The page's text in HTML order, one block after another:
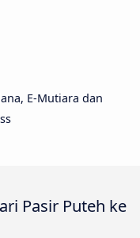
E-Mutiara dan
Pasir Puteh ke